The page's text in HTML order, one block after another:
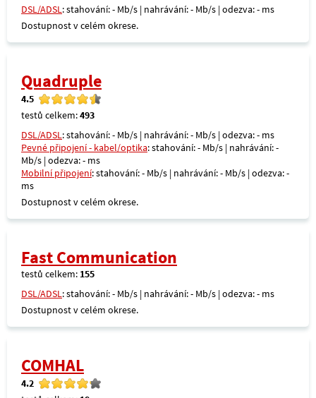
DSL/ADSL: stahování: - Mb/s | nahrávání: - Mb/s | odezva: - ms
Dostupnost v celém okrese.
Quadruple
4.5
testů celkem:493
DSL/ADSL: stahování: - Mb/s | nahrávání: - Mb/s | odezva: - ms
Pevné připojení - kabel/optika: stahování: - Mb/s | nahrávání: -
Mb/s | odezva: - ms
Mobilní připojení: stahování: - Mb/s | nahrávání: - Mb/s | odezva: -
ms
Dostupnost v celém okrese.
Fast Communication
testů celkem: 155
DSL/ADSL: stahování: - Mb/s | nahrávání: - Mb/s | odezva: - ms
Dostupnost v celém okrese.
COMHAL
4.2